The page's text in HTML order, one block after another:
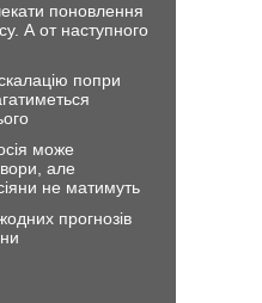
поновлення
А от наступного
попри
може
але
не матимуть
прогнозів